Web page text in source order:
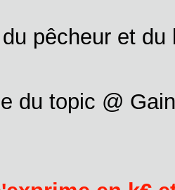
pêcheur et
du topic @